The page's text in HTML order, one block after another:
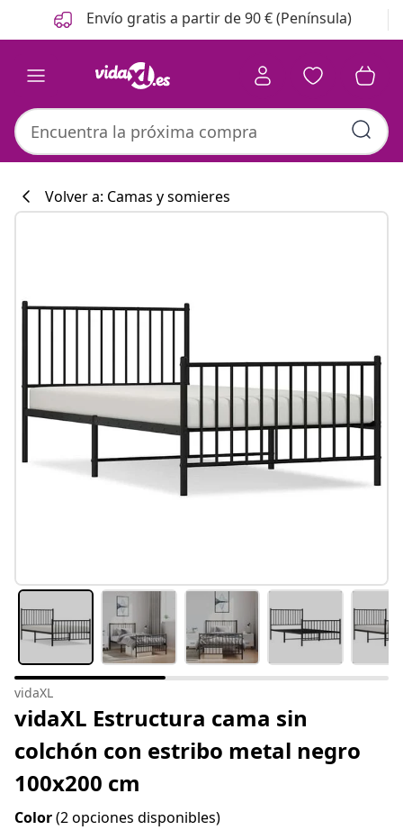
Anterior
Siguiente Envío gratis a partir de 90 € (Península)
Volver a: Camas y somieres
vidaXL
vidaXL Estructura cama sin
colchón con estribo metal negro
100x200 cm
Color(2 opciones disponibles)